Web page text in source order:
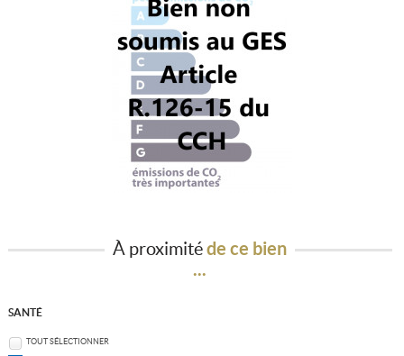
À proximitéde ce bien
...
SANTÉ
TOUT SÉLECTIONNER